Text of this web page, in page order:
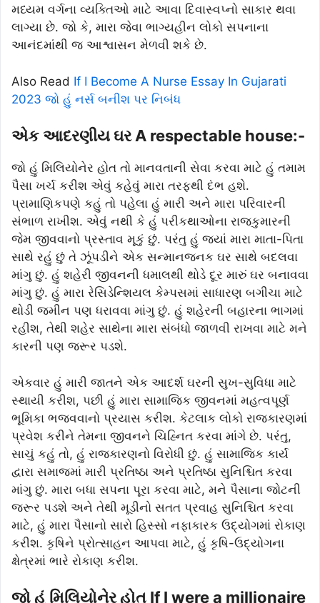
મધ્યમ વર્ગના વ્યક્તિઓ માટે આવા દિવાસ્વપ્નો સાકાર થવા
લાગ્યા છે. જો કે, મારા જેવા ભાગ્યહીન લોકો સપનાના
આનંદમાંથી જ આશ્વાસન મેળવી શકે છે.
Also Read If I Become A Nurse Essay In Gujarati
2023 જો હું નર્સ બનીશ પર નિબંધ
એક આદરણીય ઘર A respectable house:-
જો હું મિલિયોનેર હોત તો માનવતાની સેવા કરવા માટે હું તમામ
પૈસા ખર્ચ કરીશ એવું કહેવું મારા તરફથી દંભ હશે.
પ્રામાણિકપણે કહું તો પહેલા હું મારી અને મારા પરિવારની
સંભાળ રાખીશ. એવું નથી કે હું પરીકથાઓના રાજકુમારની
જેમ જીવવાનો પ્રસ્તાવ મૂકું છું. પરંતુ હું જ્યાં મારા માતા-પિતા
સાથે રહું છું તે ઝૂંપડીને એક સન્માનજનક ઘર સાથે બદલવા
માંગુ છું. હું શહેરી જીવનની ધમાલથી થોડે દૂર મારું ઘર બનાવવા
માંગુ છું. હું મારા રેસિડેન્શિયલ કેમ્પસમાં સાધારણ બગીચા માટે
થોડી જમીન પણ ધરાવવા માંગુ છું. હું શહેરની બહારના ભાગમાં
રહીશ, તેથી શહેર સાથેના મારા સંબંધો જાળવી રાખવા માટે મને
કારની પણ જરૂર પડશે.
એકવાર હું મારી જાતને એક આદર્શ ઘરની સુખ-સુવિધા માટે
સ્થાયી કરીશ, પછી હું મારા સામાજિક જીવનમાં મહત્વપૂર્ણ
ભૂમિકા ભજવવાનો પ્રયાસ કરીશ. કેટલાક લોકો રાજકારણમાં
પ્રવેશ કરીને તેમના જીવનને ચિહ્નિત કરવા માંગે છે. પરંતુ,
સાચું કહું તો, હું રાજકારણનો વિરોધી છું. હું સામાજિક કાર્ય
દ્વારા સમાજમાં મારી પ્રતિષ્ઠા અને પ્રતિષ્ઠા સુનિશ્ચિત કરવા
માંગુ છું. મારા બધા સપના પૂરા કરવા માટે, મને પૈસાના જોટની
જરૂર પડશે અને તેથી મૂડીનો સતત પ્રવાહ સુનિશ્ચિત કરવા
માટે, હું મારા પૈસાનો સારો હિસ્સો નફાકારક ઉદ્યોગમાં રોકાણ
કરીશ. કૃષિને પ્રોત્સાહન આપવા માટે, હું કૃષિ-ઉદ્યોગના
ક્ષેત્રમાં ભારે રોકાણ કરીશ.
જો હું મિલિયોનેર હોત If I were a millionaire